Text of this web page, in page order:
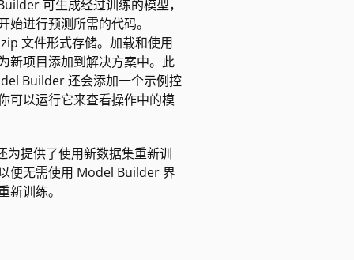
可生成经过训练的模型，
始进行预测所需的代码。
文件形式存储。加载和使用
新项目添加到解决方案中。此
Builder 还会添加一个示例控
可以运行它来查看操作中的模
提供了使用新数据集重新训
便无需使用 Model Builder 界
新训练。